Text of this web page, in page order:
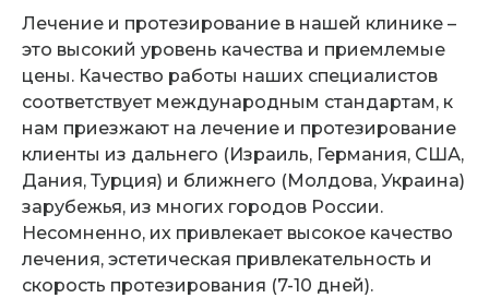
Лечение и протезирование в нашей клинике –
это высокий уровень качества и приемлемые
цены. Качество работы наших специалистов
соответствует международным стандартам, к
нам приезжают на лечение и протезирование
клиенты из дальнего (Израиль, Германия, США,
Дания, Турция) и ближнего (Молдова, Украина)
зарубежья, из многих городов России.
Несомненно, их привлекает высокое качество
лечения, эстетическая привлекательность и
скорость протезирования (7-10 дней).